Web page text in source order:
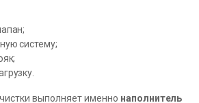
систему;
выполняет именно наполнитель